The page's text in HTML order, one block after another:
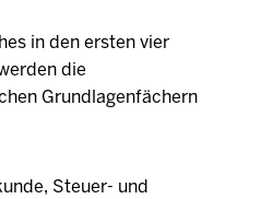
in den ersten vier
die
Grundlagenfächern
Steuer- und